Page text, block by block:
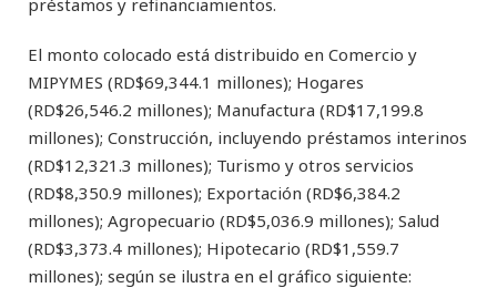
préstamos y refinanciamientos.
El monto colocado está distribuido en Comercio y
MIPYMES (RD$69,344.1 millones); Hogares
(RD$26,546.2 millones); Manufactura (RD$17,199.8
millones); Construcción, incluyendo préstamos interinos
(RD$12,321.3 millones); Turismo y otros servicios
(RD$8,350.9 millones); Exportación (RD$6,384.2
millones); Agropecuario (RD$5,036.9 millones); Salud
(RD$3,373.4 millones); Hipotecario (RD$1,559.7
millones); según se ilustra en el gráfico siguiente: